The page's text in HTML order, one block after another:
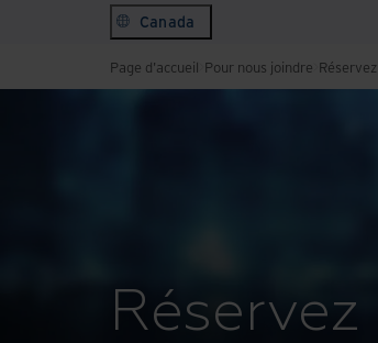
Canada
Page d'accueil Pour nous joindre